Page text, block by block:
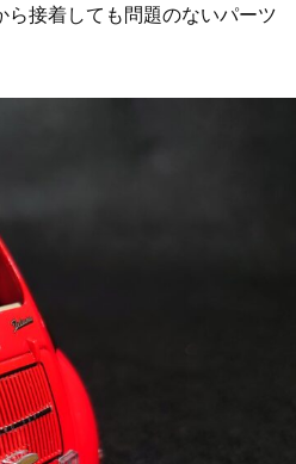
接着しても問題のないパーツ